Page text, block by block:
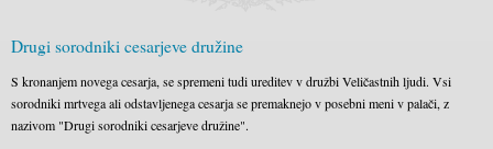
Drugi sorodniki cesarjeve družine
S kronanjem novega cesarja, se spremeni tudi ureditev v družbi Veličastnih ljudi. Vsi
sorodniki mrtvega ali odstavljenega cesarja se premaknejo v posebni meni v palači, z
nazivom "Drugi sorodniki cesarjeve družine".